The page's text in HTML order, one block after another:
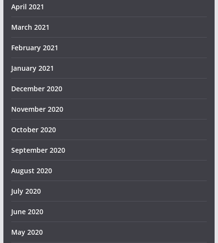
April 2021
March 2021
February 2021
January 2021
December 2020
November 2020
October 2020
September 2020
August 2020
July 2020
June 2020
May 2020